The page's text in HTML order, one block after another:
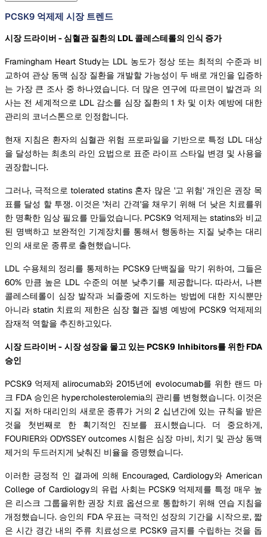
PCSK9 억제제 시장 트렌드
시장 드라이버 - 심혈관 질환의 LDL 콜레스테롤의 인식 증가
Framingham Heart Study는 LDL 농도가 정상 또는 최적의 수준과 비
교하여 관상 동맥 심장 질환을 개발할 가능성이 두 배로 개인을 입증하
는 가장 큰 조사 중 하나였습니다. 더 많은 연구에 따르면이 발견과 의
사는 전 세계적으로 LDL 감소를 심장 질환의 1 차 및 이차 예방에 대한
관리의 코너스톤으로 인정합니다.
현재 지침은 환자의 심혈관 위험 프로파일을 기반으로 특정 LDL 대상
을 달성하는 최초의 라인 요법으로 표준 라이프 스타일 변경 및 사용을
권장합니다.
그러나, 극적으로 tolerated statins 혼자 많은 '고 위험' 개인은 권장 목
표를 달성 할 투쟁. 이것은 '처리 간격'을 채우기 위해 더 낮은 치료를위
한 명확한 임상 필요를 만들었습니다. PCSK9 억제제는 statins와 비교
된 명백하고 보완적인 기계장치를 통해서 행동하는 지질 낮추는 대리
인의 새로운 종류로 출현했습니다.
LDL 수용체의 정리를 통제하는 PCSK9 단백질을 막기 위하여, 그들은
60% 만큼 높은 LDL 수준의 여분 낮추기를 제공합니다. 따라서, 나쁜
콜레스테롤이 심장 발작과 뇌졸중에 지도하는 방법에 대한 지식뿐만
아니라 statin 치료의 제한은 심장 혈관 질병 예방에 PCSK9 억제제의
잠재적 역할을 추진하고있다.
시장 드라이버 - 시장 성장을 몰고 있는 PCSK9 Inhibitors를 위한 FDA
승인
PCSK9 억제제 alirocumab와 2015년에 evolocumab를 위한 랜드 마
크 FDA 승인은 hypercholesterolemia의 관리를 변형했습니다. 이것은
지질 저하 대리인의 새로운 종류가 거의 2 십년간에 있는 규칙을 받은
것을 첫번째로 한 획기적인 진보를 표시했습니다. 더 중요하게,
FOURIER와 ODYSSEY outcomes 시험은 심장 마비, 치기 및 관상 동맥
제거의 두드러지게 낮춰진 비율을 증명했습니다.
이러한 긍정적 인 결과에 의해 Encouraged, Cardiology와 American
College of Cardiology의 유럽 사회는 PCSK9 억제제를 특정 매우 높
은 리스크 그룹을위한 권장 치료 옵션으로 통합하기 위해 연습 지침을
개정했습니다. 승인의 FDA 우표는 극적인 성장의 기간을 시작으로, 짧
은 시간 경간 내의 주류 치료성으로 PCSK9 금지를 수립하는 것을 돕